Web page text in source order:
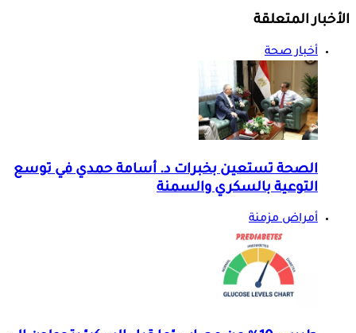
الأخبار المتعلقة
أخبار صحة
الصحة تستعين بخبرات د. أسامة حمدي في توسع
التوعية بالسكري والسمنة
أمراض مزمنة